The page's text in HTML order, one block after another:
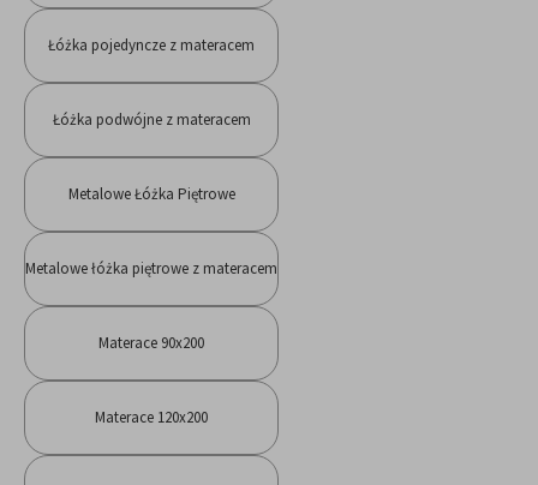
Łóżka pojedyncze z materacem
Łóżka podwójne z materacem
Metalowe Łóżka Piętrowe
Metalowe łóżka piętrowe z materacem
Materace 90x200
Materace 120x200